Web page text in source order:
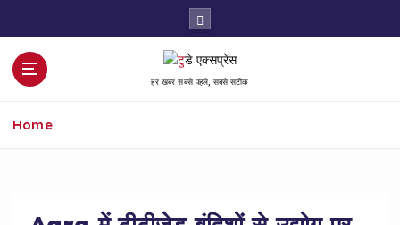
हर खबर सबसे पहले, सबसे सटीक
Home